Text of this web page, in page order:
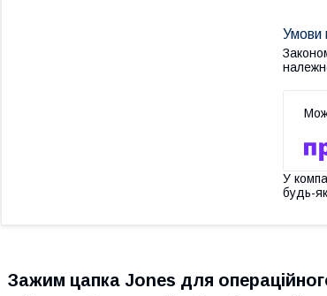
У
будь-
Зажим цапка Jones для